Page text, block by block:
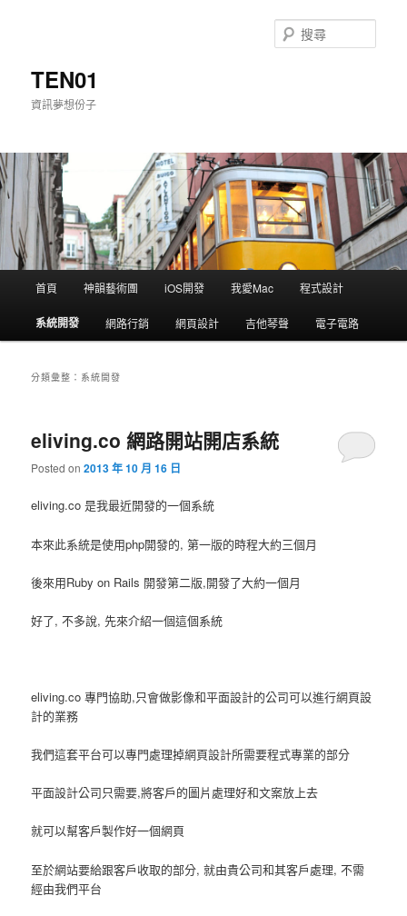
TEN01
資訊夢想份子
尋
跳到主內容
跳到第二內容
首頁 神韻藝術團 iOS開發 我愛Mac 程式設計
系統開發 網路行銷 網頁設計 吉他琴聲 電子電路
分類彙整： 系統開發
eliving.co 網路開站開店系統
Posted on2013 年 10 月 16 日
eliving.co 是我最近開發的一個系統
本來此系統是使用php開發的, 第一版的時程大約三個月
後來用Ruby on Rails 開發第二版,開發了大約一個月
好了, 不多說, 先來介紹一個這個系統
eliving.co 專門協助,只會做影像和平面設計的公司可以進行網頁設
計的業務
我們這套平台可以專門處理掉網頁設計所需要程式專業的部分
平面設計公司只需要,將客戶的圖片處理好和文案放上去
就可以幫客戶製作好一個網頁
至於網站要給跟客戶收取的部分, 就由貴公司和其客戶處理, 不需
經由我們平台